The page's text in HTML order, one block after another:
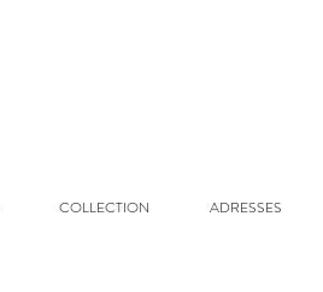
COLLECTION ADRESSES